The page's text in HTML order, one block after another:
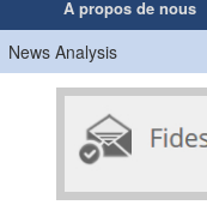
A propos de nous
News Analysis